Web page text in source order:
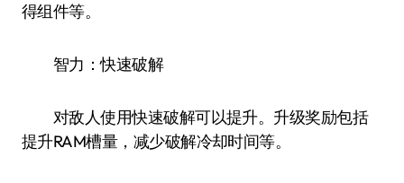
得组件等。
智力：快速破解
对敌人使用快速破解可以提升。升级奖励包括
提升RAM槽量，减少破解冷却时间等。